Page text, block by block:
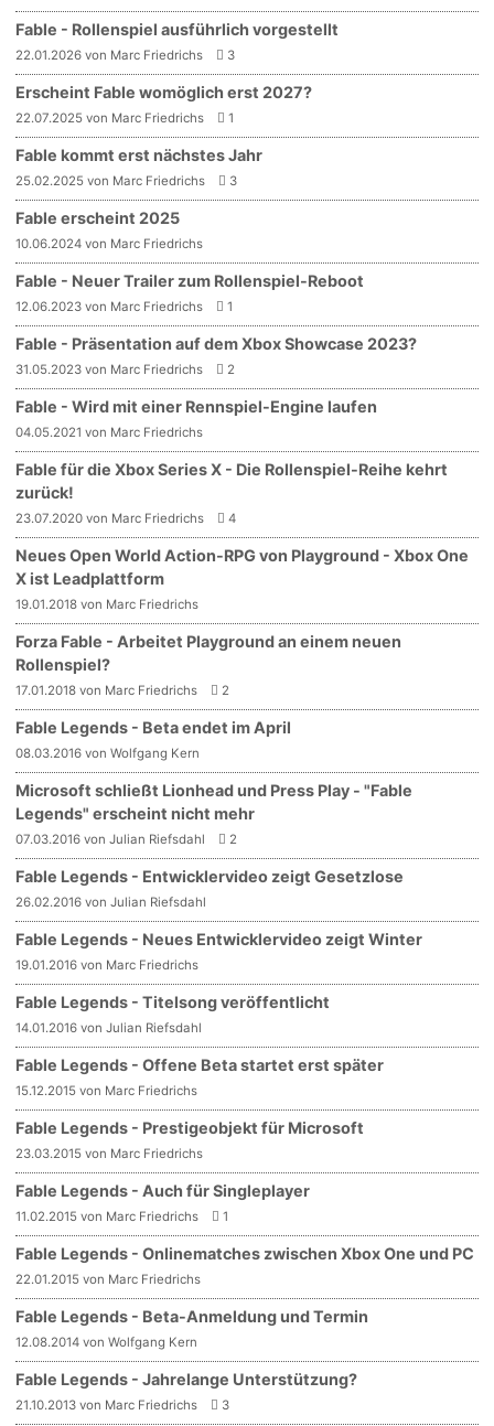
Fable - Rollenspiel ausführlich vorgestellt
22.01.2026 von Marc Friedrichs 3
Erscheint Fable womöglich erst 2027?
22.07.2025 von Marc Friedrichs 1
Fable kommt erst nächstes Jahr
25.02.2025 von Marc Friedrichs 3
Fable erscheint 2025
10.06.2024 von Marc Friedrichs
Fable - Neuer Trailer zum Rollenspiel-Reboot
12.06.2023 von Marc Friedrichs 1
Fable - Präsentation auf dem Xbox Showcase 2023?
31.05.2023 von Marc Friedrichs 2
Fable - Wird mit einer Rennspiel-Engine laufen
04.05.2021 von Marc Friedrichs
Fable für die Xbox Series X - Die Rollenspiel-Reihe kehrt
zurück!
23.07.2020 von Marc Friedrichs 4
Neues Open World Action-RPG von Playground - Xbox One
X ist Leadplattform
19.01.2018 von Marc Friedrichs
Forza Fable - Arbeitet Playground an einem neuen
Rollenspiel?
17.01.2018 von Marc Friedrichs 2
Fable Legends - Beta endet im April
08.03.2016 von Wolfgang Kern
Microsoft schließt Lionhead und Press Play - "Fable
Legends" erscheint nicht mehr
07.03.2016 von Julian Riefsdahl 2
Fable Legends - Entwicklervideo zeigt Gesetzlose
26.02.2016 von Julian Riefsdahl
Fable Legends - Neues Entwicklervideo zeigt Winter
19.01.2016 von Marc Friedrichs
Fable Legends - Titelsong veröffentlicht
14.01.2016 von Julian Riefsdahl
Fable Legends - Offene Beta startet erst später
15.12.2015 von Marc Friedrichs
Fable Legends - Prestigeobjekt für Microsoft
23.03.2015 von Marc Friedrichs
Fable Legends - Auch für Singleplayer
11.02.2015 von Marc Friedrichs 1
Fable Legends - Onlinematches zwischen Xbox One und PC
22.01.2015 von Marc Friedrichs
Fable Legends - Beta-Anmeldung und Termin
12.08.2014 von Wolfgang Kern
Fable Legends - Jahrelange Unterstützung?
21.10.2013 von Marc Friedrichs 3